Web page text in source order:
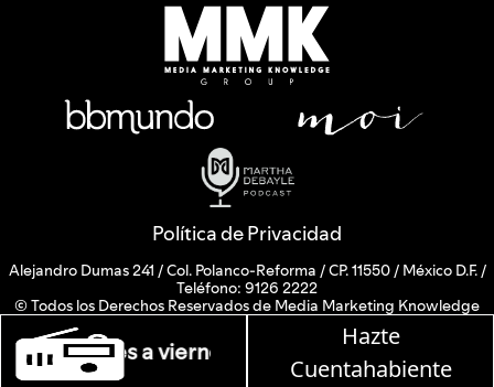
Martha Debayle en
Hazte
Cuentahabiente
Política de Privacidad
Alejandro Dumas 241 / Col. Polanco-Reforma / CP. 11550 / México D.F. /
Teléfono: 9126 2222
© Todos los Derechos Reservados de Media Marketing Knowledge
Group www.mmkgroup.com.mx
Prohibida la reproducción total o parcial, incluyendo cualquier medio
electrónico o magnético.